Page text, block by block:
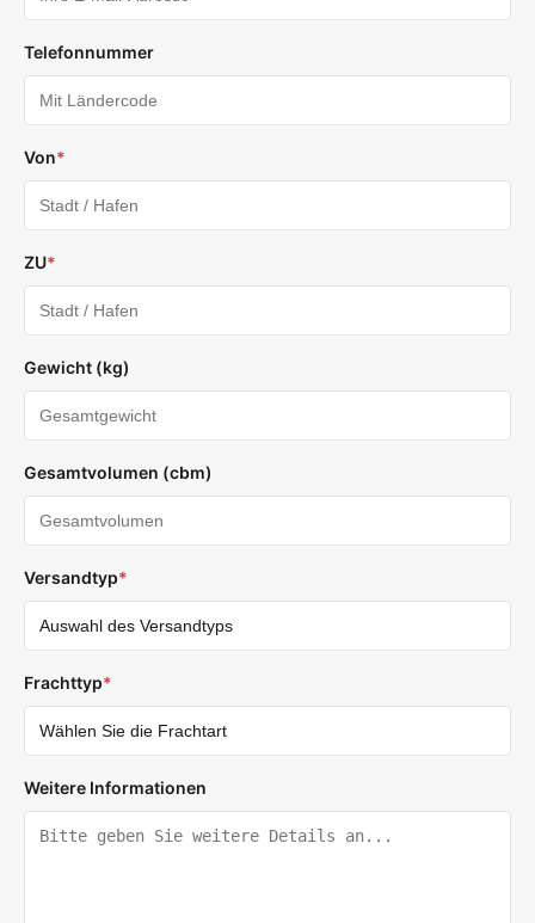
Telefonnummer
Von*
ZU*
Gewicht (kg)
Gesamtvolumen (cbm)
Versandtyp*
Frachttyp*
Weitere Informationen